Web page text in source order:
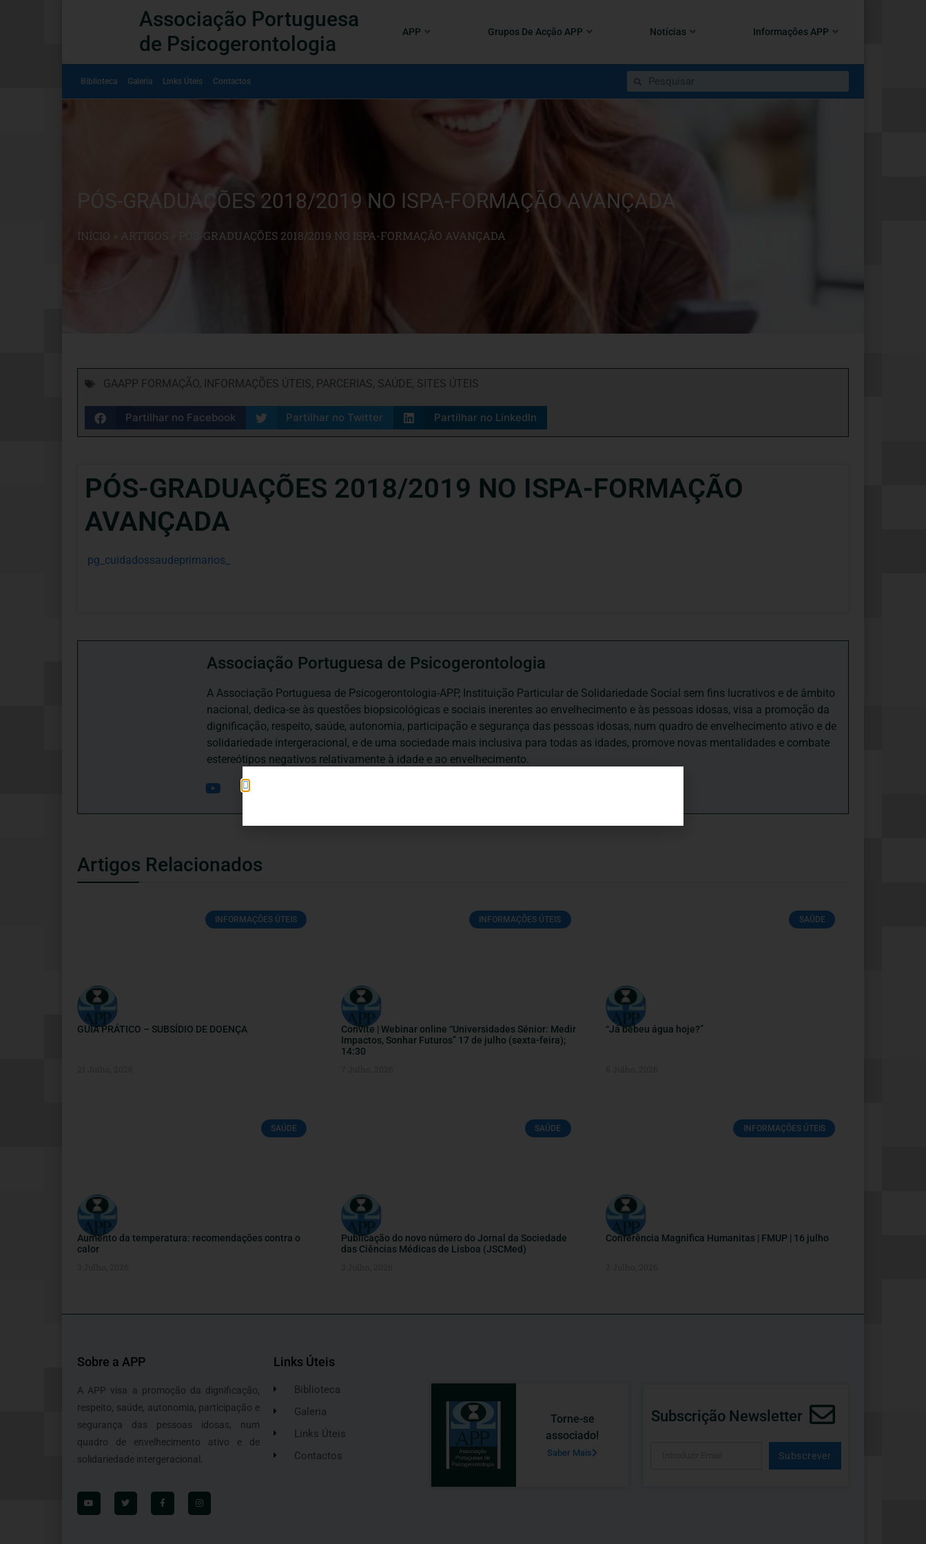
Associação Portuguesa
de Psicogerontologia
APP Grupos De Acção APP Notícias Informações APP
Biblioteca Galeria Links Úteis Contactos
PÓS-GRADUAÇÕES 2018/2019 NO ISPA-FORMAÇÃO AVANÇADA
INÍCIO » ARTIGOS PÓS-GRADUAÇÕES 2018/2019 NO ISPA-FORMAÇÃO AVANÇADA
GAAPP FORMAÇÃO, INFORMAÇÕES ÚTEIS, PARCERIAS, SAÚDE, SITES ÚTEIS
Partilhar no Facebook Partilhar no Twitter Partilhar no LinkedIn
PÓS-GRADUAÇÕES 2018/2019 NO ISPA-FORMAÇÃO
AVANÇADA
pg_cuidadossaudeprimarios_
Associação Portuguesa de Psicogerontologia
A Associação Portuguesa de Psicogerontologia-APP, Instituição Particular de Solidariedade Social sem fins lucrativos e de âmbito
nacional, dedica-se às questões biopsicológicas e sociais inerentes ao envelhecimento e às pessoas idosas, visa a promoção da
dignificação, respeito, saúde, autonomia, participação e segurança das pessoas idosas, num quadro de envelhecimento ativo e de
solidariedade intergeracional, e de uma sociedade mais inclusiva para todas as idades, promove novas mentalidades e combate
estereótipos negativos relativamente à idade e ao envelhecimento.
Artigos Relacionados
INFORMAÇÕES ÚTEIS
GUIA PRÁTICO – SUBSÍDIO DE DOENÇA
INFORMAÇÕES ÚTEIS
Convite | Webinar online “Universidades Sénior: Medir
Impactos, Sonhar Futuros” 17 de julho (sexta-feira);
14:30
SAÚDE
“Já bebeu água hoje?”
SAÚDE
Aumento da temperatura: recomendações contra o
calor
SAÚDE
Publicação do novo número do Jornal da Sociedade
das Ciências Médicas de Lisboa (JSCMed)
INFORMAÇÕES ÚTEIS
Conferência Magnifica Humanitas | FMUP | 16 julho
Sobre a APP
A APP visa a promoção da dignificação,
respeito, saúde, autonomia, participação e
segurança das pessoas idosas, num
quadro de envelhecimento ativo e de
solidariedade intergeracional.
Links Úteis
Biblioteca
Galeria
Links Úteis
Contactos
Torne-se
associado!
Saber Mais
Subscrição Newsletter
Subscrever